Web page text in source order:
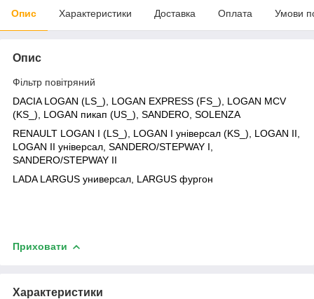
Опис Характеристики Доставка Оплата Умови
Опис
Фільтр повітряний
DACIA LOGAN (LS_), LOGAN EXPRESS (FS_), LOGAN MCV
(KS_), LOGAN пикап (US_), SANDERO, SOLENZA
RENAULT LOGAN I (LS_), LOGAN I універсал (KS_), LOGAN II,
LOGAN II універсал, SANDERO/STEPWAY I,
SANDERO/STEPWAY II
LADA LARGUS универсал, LARGUS фургон
Приховати
Характеристики